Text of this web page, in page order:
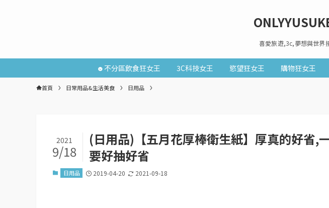
喜愛旅遊,3c,夢想與世
☻不分區飲食狂女王 3C科技女王 慾望狂女王 購物狂女王
首頁 日常用品&生活美食 日用品
(日用品)【五月花厚棒衛生紙】厚真的好省,
要好抽好省
2021
9/18
日用品 2019-04-20 2021-09-18